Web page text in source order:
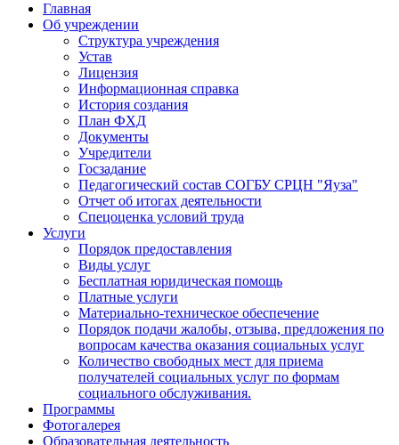
Главная
Об учреждении
Структура учреждения
Устав
Лицензия
Информационная справка
История создания
План ФХД
Документы
Учредители
Госзадание
Педагогический состав СОГБУ СРЦН "Яуза"
Отчет об итогах деятельности
Спецоценка условий труда
Услуги
Порядок предоставления
Виды услуг
Бесплатная юридическая помощь
Платные услуги
Материально-техническое обеспечение
Порядок подачи жалобы, отзыва, предложения по
вопросам качества оказания социальных услуг
Количество свободных мест для приема
получателей социальных услуг по формам
социального обслуживания.
Программы
Фотогалерея
Образовательная деятельность